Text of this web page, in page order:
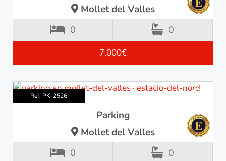
Mollet del Valles
0 0
7.000€
Ref. PK-2526
Parking
Mollet del Valles
0 0